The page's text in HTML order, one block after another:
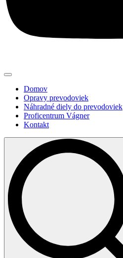
Domov
Opravy prevodoviek
Náhradné diely do prevodoviek
Proficentrum Vágner
Kontakt